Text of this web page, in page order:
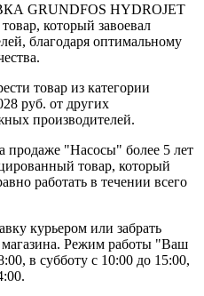
GRUNDFOS HYDROJET
который завоевал
благодаря оптимальному
товар из категории
руб. от других
производителей.
продаже "Насосы" более 5 лет
товар, который
работать в течении всего
курьером или забрать
магазина. Режим работы "Ваш
в субботу с 10:00 до 15:00,